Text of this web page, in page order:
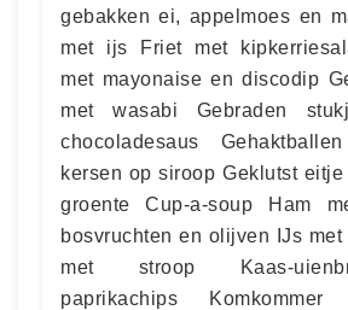
gebakken ei, appelmoes en
met ijs Friet met
met mayonaise en discodip
met wasabi Gebraden
chocoladesaus
kersen op siroop Geklutst
groente Cup-a-soup Ham
bosvruchten en olijven IJs
met stroop Kaas-
paprikachips